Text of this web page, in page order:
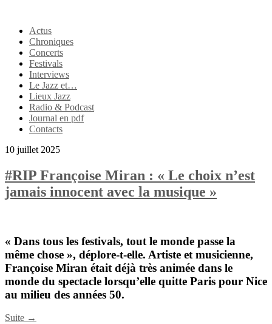
Actus
Chroniques
Concerts
Festivals
Interviews
Le Jazz et…
Lieux Jazz
Radio & Podcast
Journal en pdf
Contacts
10 juillet 2025
#RIP Françoise Miran : « Le choix n’est
jamais innocent avec la musique »
« Dans tous les festivals, tout le monde passe la
même chose », déplore-t-elle. Artiste et musicienne,
Françoise Miran était déjà très animée dans le
monde du spectacle lorsqu’elle quitte Paris pour Nice
au milieu des années 50.
Suite →